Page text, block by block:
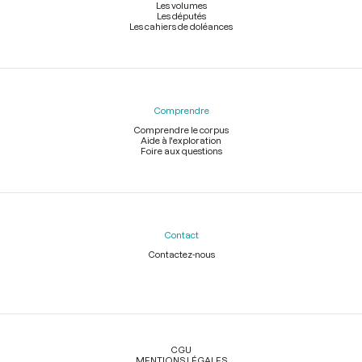
Les volumes
Les députés
Les cahiers de doléances
Comprendre
Comprendre le corpus
Aide à l'exploration
Foire aux questions
Contact
Contactez-nous
Légal
CGU